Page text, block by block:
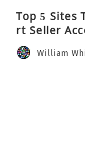
Top 5 Sites
rt Seller
William